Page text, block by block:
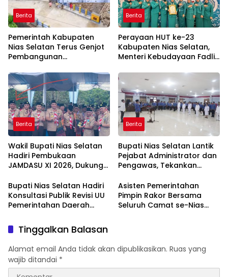
Berita
Pemerintah Kabupaten
Nias Selatan Terus Genjot
Pembangunan
Mendorong Konektivitas
dan Pertumbuhan Daerah
Berita
Perayaan HUT ke-23
Kabupaten Nias Selatan,
Menteri Kebudayaan Fadli
sebagai Fondasi
Pembangunan Daerah
Berita
Wakil Bupati Nias Selatan
Hadiri Pembukaan
JAMDASU XI 2026, Dukung
Prestasi
Berita
Bupati Nias Selatan Lantik
Pejabat Administrator dan
Pengawas, Tekankan
Publik
Bupati Nias Selatan Hadiri
Konsultasi Publik Revisi UU
Pemerintahan Daerah
APKASI
Asisten Pemerintahan
Pimpin Rakor Bersama
Seluruh Camat se-Nias
Tinggalkan Balasan
Alamat email Anda tidak akan dipublikasikan. Ruas yang
wajib ditandai *